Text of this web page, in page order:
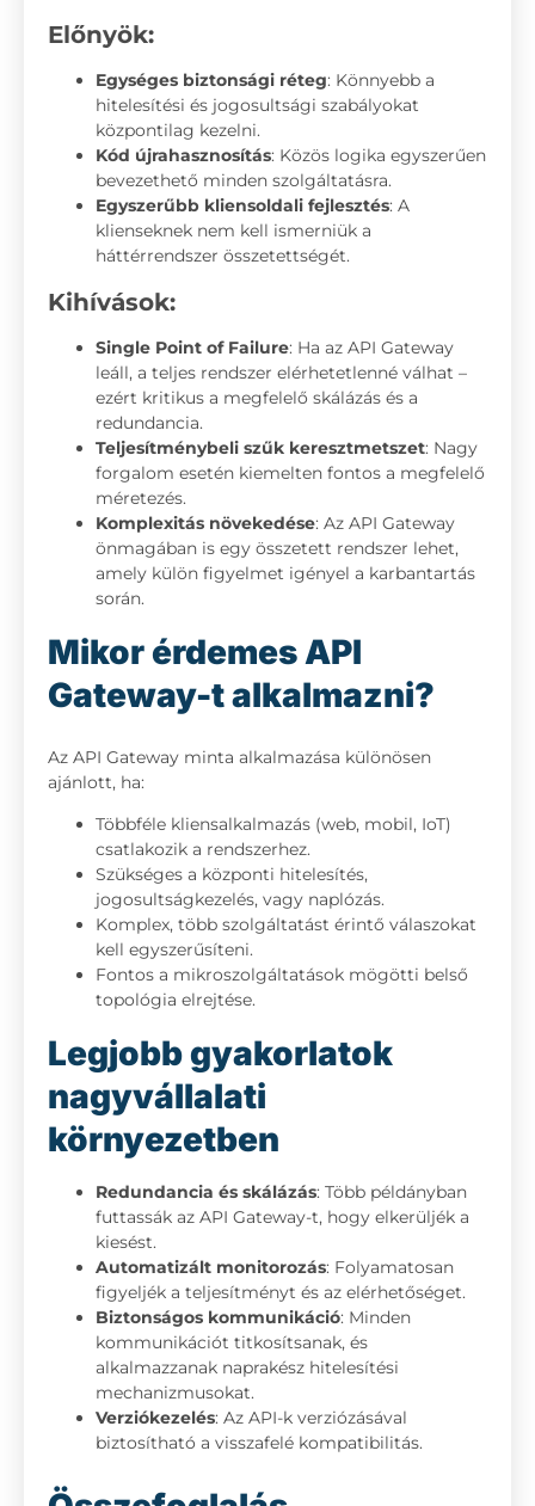
Előnyök:
Egységes biztonsági réteg: Könnyebb a
hitelesítési és jogosultsági szabályokat
központilag kezelni.
Kód újrahasznosítás: Közös logika egyszerűen
bevezethető minden szolgáltatásra.
Egyszerűbb kliensoldali fejlesztés: A
klienseknek nem kell ismerniük a
háttérrendszer összetettségét.
Kihívások:
Single Point of Failure: Ha az API Gateway
leáll, a teljes rendszer elérhetetlenné válhat –
ezért kritikus a megfelelő skálázás és a
redundancia.
Teljesítménybeli szűk keresztmetszet: Nagy
forgalom esetén kiemelten fontos a megfelelő
méretezés.
Komplexitás növekedése: Az API Gateway
önmagában is egy összetett rendszer lehet,
amely külön figyelmet igényel a karbantartás
során.
Mikor érdemes API
Gateway-t alkalmazni?
Az API Gateway minta alkalmazása különösen
ajánlott, ha:
Többféle kliensalkalmazás (web, mobil, IoT)
csatlakozik a rendszerhez.
Szükséges a központi hitelesítés,
jogosultságkezelés, vagy naplózás.
Komplex, több szolgáltatást érintő válaszokat
kell egyszerűsíteni.
Fontos a mikroszolgáltatások mögötti belső
topológia elrejtése.
Legjobb gyakorlatok
nagyvállalati
környezetben
Redundancia és skálázás: Több példányban
futtassák az API Gateway-t, hogy elkerüljék a
kiesést.
Automatizált monitorozás: Folyamatosan
figyeljék a teljesítményt és az elérhetőséget.
Biztonságos kommunikáció: Minden
kommunikációt titkosítsanak, és
alkalmazzanak naprakész hitelesítési
mechanizmusokat.
Verziókezelés: Az API-k verziózásával
biztosítható a visszafelé kompatibilitás.